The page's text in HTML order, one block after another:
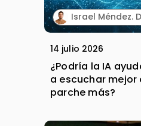
14 julio 2026
¿Podría la IA
a escuchar mejor
parche más?